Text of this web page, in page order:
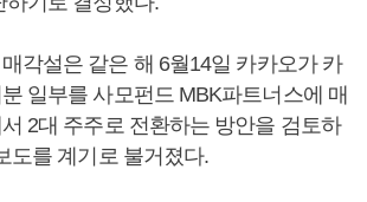
각설은 같은 해 6월14일 카카오가 카
일부를 사모펀드 MBK파트너스에 매
2대 주주로 전환하는 방안을 검토하
도를 계기로 불거졌다.